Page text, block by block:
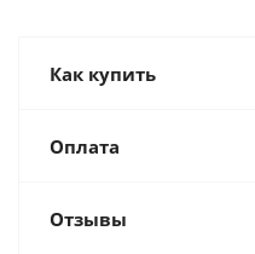
Как купить
Оплата
Отзывы